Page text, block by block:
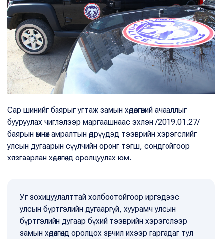
Сар шинийг баярыг угтаж замын хөдөлгөөний ачааллыг
бууруулах чиглэлээр маргаашнаас эхлэн /2019.01.27/
баярын өмнөх амралтын өдрүүдэд тээврийн хэрэгслийг
улсын дугаарын сүүлчийн оронг тэгш, сондгойгоор
хязгаарлан хөдөлгөөнд оролцуулах юм.
Уг зохицуулалттай холбоотойгоор иргэдээс
улсын бүртгэлийн дугааргүй, хуурамч улсын
бүртгэлийн дугаар бүхий тээврийн хэрэгслээр
замын хөдөлгөөнд оролцох зөрчил ихээр гаргадаг тул